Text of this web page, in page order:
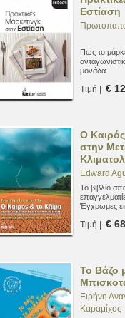
Εστίαση
Πώς το
μονάδα.
Τιμή | €
Ο
στην
Edward
Το βιβλίο
Έγχρωμες
Τιμή | €
Το Βάζο
Ειρήνη
Καραμίχος